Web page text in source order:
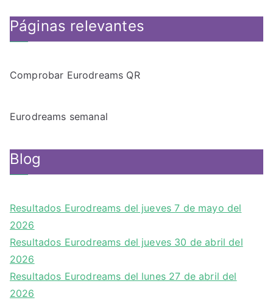
Páginas relevantes
Comprobar Eurodreams QR
Eurodreams semanal
Blog
Resultados Eurodreams del jueves 7 de mayo del
2026
Resultados Eurodreams del jueves 30 de abril del
2026
Resultados Eurodreams del lunes 27 de abril del
2026